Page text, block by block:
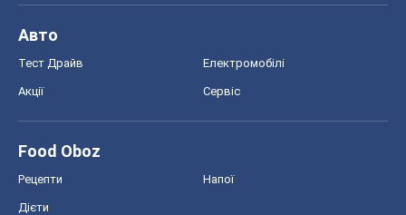
Авто
Тест Драйв Електромобілі
Акції Сервіс
Food Oboz
Рецепти Напої
Дієти